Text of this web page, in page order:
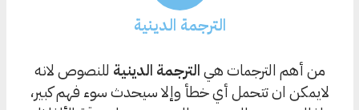
الترجمة الدينية
من أهم الترجمات هيالترجمة الدينية للنصوص لانه
لايمكن ان تتحمل أي خطأ وإلا سيحدث سوء فهم كبير،